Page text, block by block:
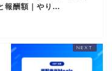
報酬額｜やり...